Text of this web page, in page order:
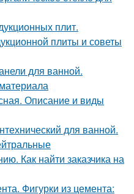
плит.
плиты и советы
для ванной.
Описание и виды
для ванной.
Как найти заказчика на
Фигурки из цемента: